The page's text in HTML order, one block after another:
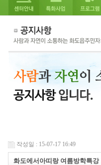
작성일 : 15-07-17 16:49
화도에서아띠랑 여름방학특강